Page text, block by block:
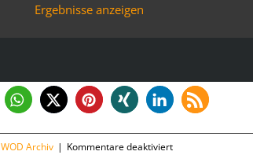
Ergebnisse anzeigen
WOD Archiv | Kommentare deaktiviertfür